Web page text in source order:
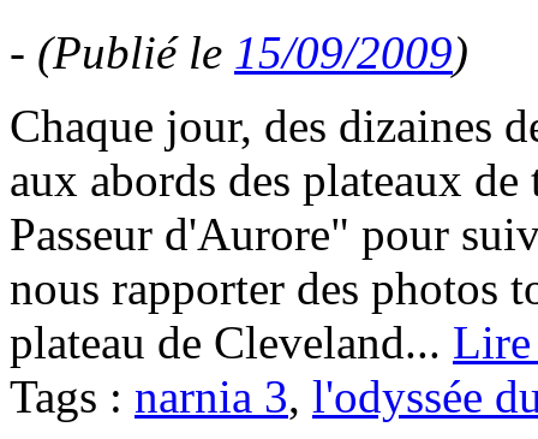
- (Publié le 15/09/2009)
Chaque jour, des dizaines
aux abords des plateaux
Passeur d'Aurore" pour
nous rapporter des photos
plateau de Cleveland...
Tags : narnia 3, l'odyssée